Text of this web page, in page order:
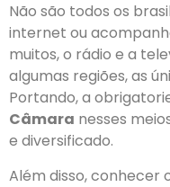
Não são todos os
internet ou
muitos, o rádio e a
algumas regiões, as
Portando, a
Câmara nesses
e diversificado.
Além disso, conhecer